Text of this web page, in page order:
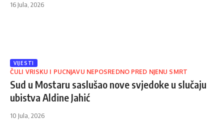
16 Jula, 2026
VIJESTI
ČULI VRISKU I PUCNJAVU NEPOSREDNO PRED NJENU SMRT
Sud u Mostaru saslušao nove svjedoke u slučaju
ubistva Aldine Jahić
10 Jula, 2026